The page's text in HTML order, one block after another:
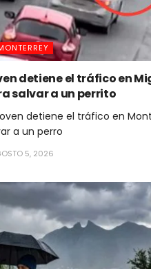
detiene el tráfico en
salvar a un perrito
detiene el tráfico en
a un perro
5, 2026